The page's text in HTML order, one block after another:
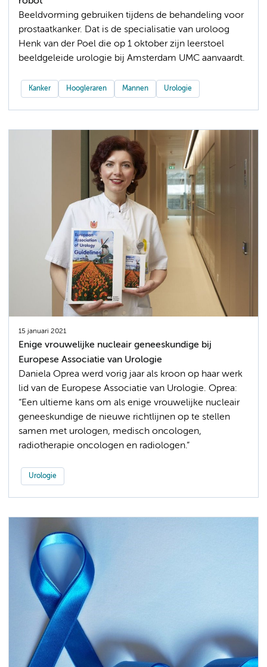
Beeldvorming gebruiken tijdens de behandeling voor
prostaatkanker. Dat is de specialisatie van uroloog
Henk van der Poel die op 1 oktober zijn leerstoel
beeldgeleide urologie bij Amsterdam UMC aanvaardt.
Kanker Hoogleraren Mannen Urologie
15 januari 2021
Enige vrouwelijke nucleair geneeskundige bij
Europese Associatie van Urologie
Daniela Oprea werd vorig jaar als kroon op haar werk
lid van de Europese Associatie van Urologie. Oprea:
“Een ultieme kans om als enige vrouwelijke nucleair
geneeskundige de nieuwe richtlijnen op te stellen
samen met urologen, medisch oncologen,
radiotherapie oncologen en radiologen.”
Urologie